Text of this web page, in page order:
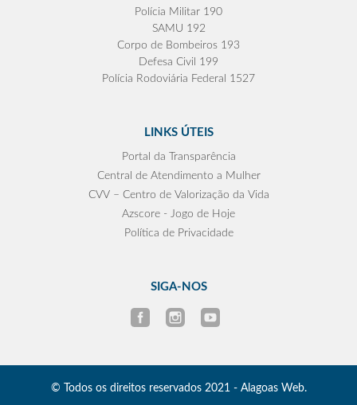
Polícia Militar 190
SAMU 192
Corpo de Bombeiros 193
Defesa Civil 199
Polícia Rodoviária Federal 1527
LINKS ÚTEIS
Portal da Transparência
Central de Atendimento a Mulher
CVV – Centro de Valorização da Vida
Azscore - Jogo de Hoje
Política de Privacidade
SIGA-NOS
© Todos os direitos reservados 2021 - Alagoas Web.